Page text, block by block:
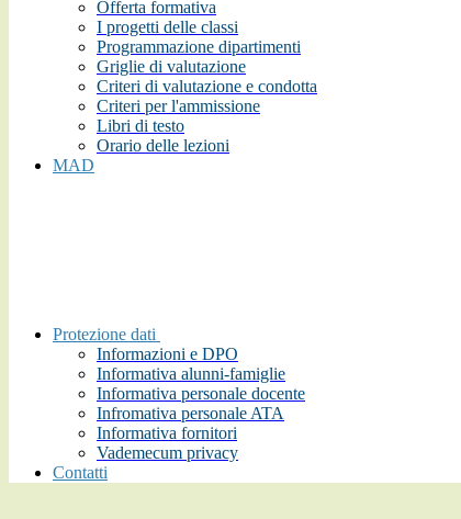
Offerta formativa
I progetti delle classi
Programmazione dipartimenti
Griglie di valutazione
Criteri di valutazione e condotta
Criteri per l'ammissione
Libri di testo
Orario delle lezioni
MAD
Protezione dati
Informazioni e DPO
Informativa alunni-famiglie
Informativa personale docente
Infromativa personale ATA
Informativa fornitori
Vademecum privacy
Contatti